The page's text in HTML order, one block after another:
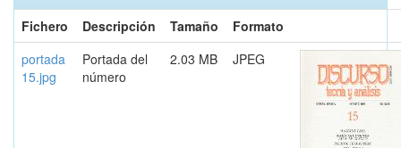
Fichero
Descripción Tamaño
Formato
portada
15.jpg
Portada del
número
2.03 MB JPEG